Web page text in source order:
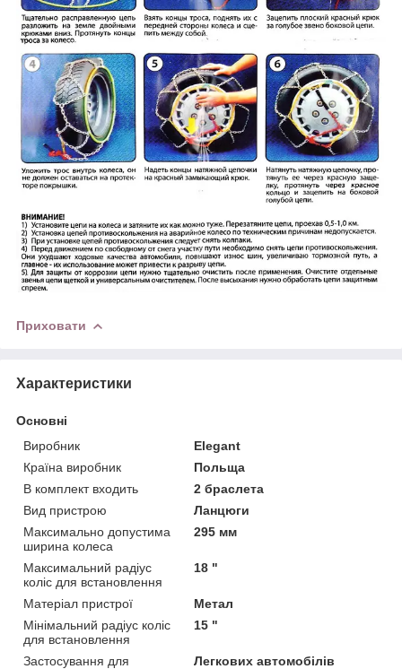
Приховати
Характеристики
Основні
Виробник
Elegant
Країна виробник
Польща
В комплект входить
2 браслета
Вид пристрою
Ланцюги
Максимально допустима
ширина колеса
295 мм
Максимальний радіус
коліс для встановлення
18 "
Матеріал пристрої
Метал
Мінімальний радіус коліс
для встановлення
15 "
Застосування для
Легкових автомобілів